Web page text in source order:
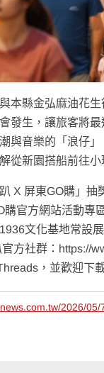
本縣金弘麻油花
發生，讓旅客將
與音樂的「浪仔
從新園搭船前往
X 屏東GO購」
購官方網站活動專
文化基地常設
方社群：https://
，並歡迎下
2026/05/